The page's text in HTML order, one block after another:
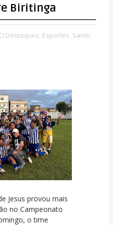
Biritinga
Destaques, Esportes, Santo
Jesus provou mais
no Campeonato
o time